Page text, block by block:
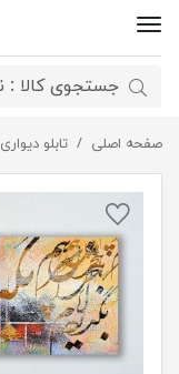
صفحه اصلی تابلو دیواری
تابلو دیجیتال آرت 2862.2